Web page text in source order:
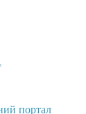
портал